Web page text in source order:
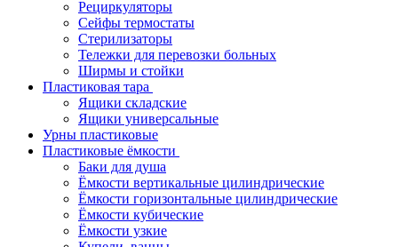
Рециркуляторы
Сейфы термостаты
Стерилизаторы
Тележки для перевозки больных
Ширмы и стойки
Пластиковая тара
Ящики складские
Ящики универсальные
Урны пластиковые
Пластиковые ёмкости
Баки для душа
Ёмкости вертикальные цилиндрические
Ёмкости горизонтальные цилиндрические
Ёмкости кубические
Ёмкости узкие